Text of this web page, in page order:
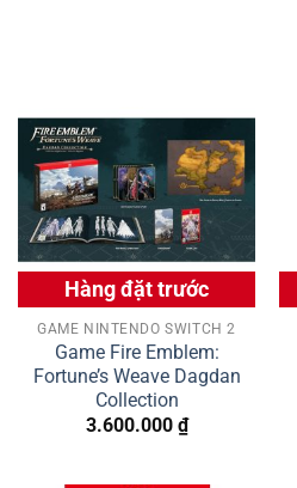
Hàng đặt trước
GAME NINTENDO SWITCH 2
Game Fire Emblem:
Fortune’s Weave Dagdan
Collection
3.600.000 ₫